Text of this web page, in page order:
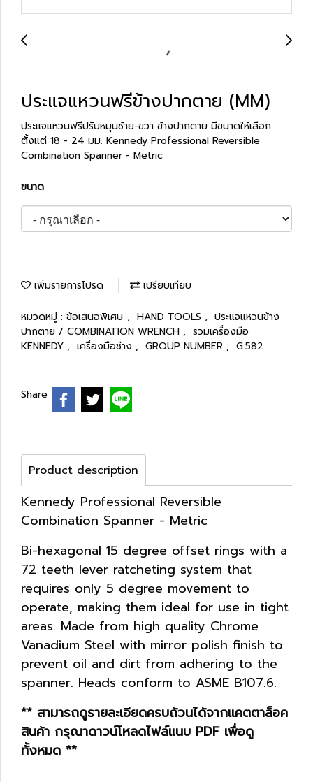
ประแจแหวนฟรีข้างปากตาย (MM)
ประแจแหวนฟรีปรับหมุนซ้าย-ขวา ข้างปากตาย มีขนาดให้เลือก
ตั้งแต่ 18 - 24 มม. Kennedy Professional Reversible
Combination Spanner - Metric
ขนาด
เพิ่มรายการโปรด เปรียบเทียบ
หมวดหมู่ : ข้อเสนอพิเศษ , HAND TOOLS , ประแจแหวนข้าง
ปากตาย / COMBINATION WRENCH , รวมเครื่องมือ
KENNEDY , เครื่องมือช่าง , GROUP NUMBER , G.582
Share
Product description
Kennedy Professional Reversible
Combination Spanner - Metric
Bi-hexagonal 15 degree offset rings with a
72 teeth lever ratcheting system that
requires only 5 degree movement to
operate, making them ideal for use in tight
areas. Made from high quality Chrome
Vanadium Steel with mirror polish finish to
prevent oil and dirt from adhering to the
spanner. Heads conform to ASME B107.6.
** สามารถดูรายละเอียดครบถ้วนได้จากแคตตาล็อค
สินค้า กรุณาดาวน์โหลดไฟล์แนบ PDF เพื่อดู
ทั้งหมด **